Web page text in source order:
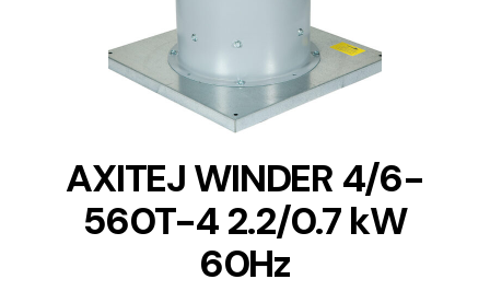
AXITEJ WINDER 4/6-
560T-4 2.2/0.7 kW
60Hz